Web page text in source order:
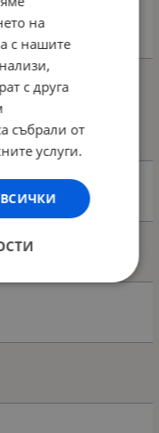
на
с нашите
с друга
събрали от
услуги.